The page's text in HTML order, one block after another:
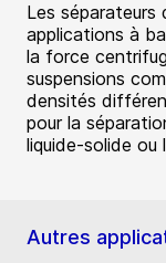
Les séparateurs
applications à
la force
suspensions
densités
pour la
liquide-solide ou
Autres